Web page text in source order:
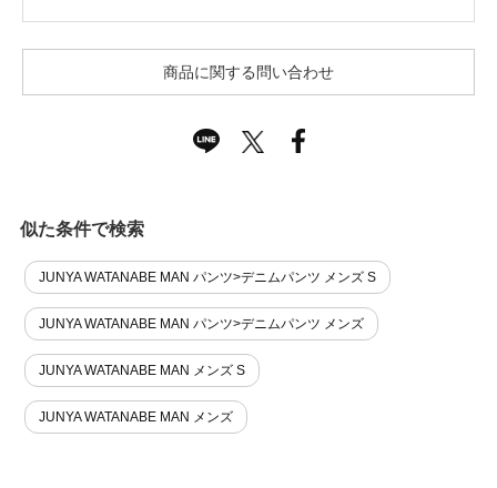
商品に関する問い合わせ
似た条件で検索
JUNYA WATANABE MAN パンツ>デニムパンツ メンズ S
JUNYA WATANABE MAN パンツ>デニムパンツ メンズ
JUNYA WATANABE MAN メンズ S
JUNYA WATANABE MAN メンズ